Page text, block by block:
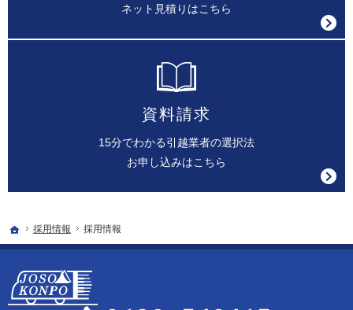
ネット見積りはこちら
資料請求
15分でわかる引越業者の選択法
お申し込みはこちら
ホーム
採用情報 採用情報